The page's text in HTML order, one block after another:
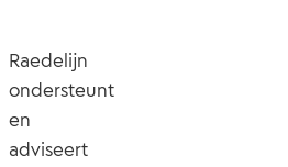
Raedelijn
ondersteunt
en
adviseert